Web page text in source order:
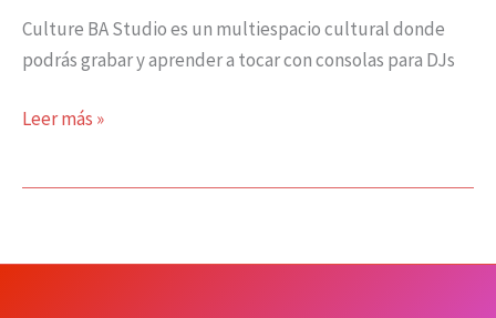
Culture BA Studio es un multiespacio cultural donde
podrás grabar y aprender a tocar con consolas para DJs
Leer más »